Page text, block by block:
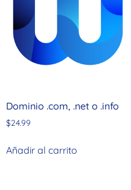
Dominio .com, .net o .info
$24.99
Añadir al carrito